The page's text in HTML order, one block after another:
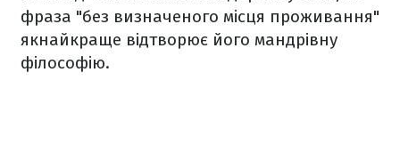
фраза "без визначеного місця проживання"
якнайкраще відтворює його мандрівну
філософію.